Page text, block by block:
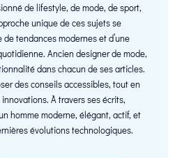
de lifestyle, de mode, de sport,
unique de ces sujets se
tendances modernes et d’une
Ancien designer de mode,
dans chacun de ses articles.
des conseils accessibles, tout en
À travers ses écrits,
homme moderne, élégant, actif, et
évolutions technologiques.